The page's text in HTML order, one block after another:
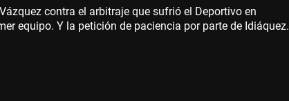
contra el arbitraje que sufrió el Deportivo en
equipo. Y la petición de paciencia por parte de Idiáquez.